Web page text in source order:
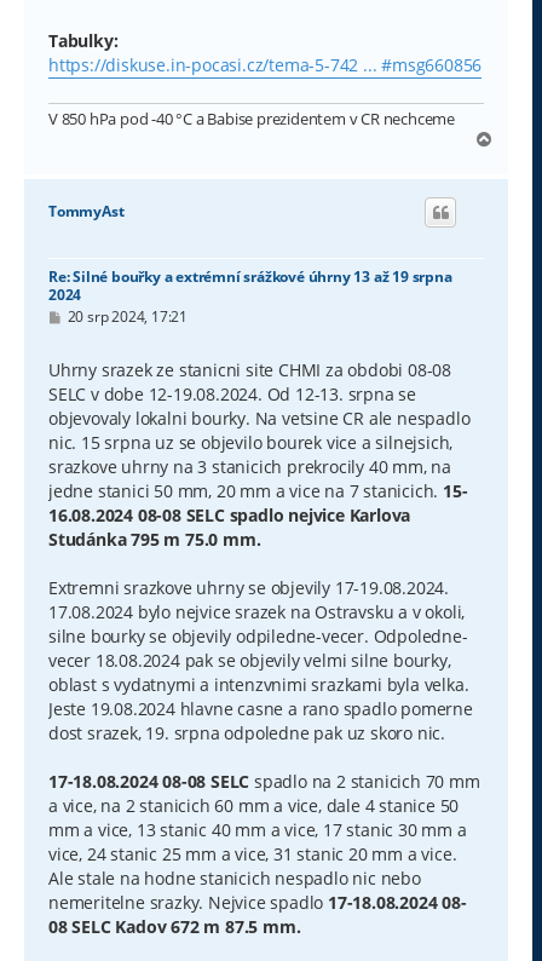
Tabulky:
https://diskuse.in-pocasi.cz/tema-5-742 ... #msg660856
V 850 hPa pod -40 °C a Babise prezidentem v CR nechceme
h
TommyAst
Re: Silné bouřky a extrémní srážkové úhrny 13 až 19 srpna
2024
P
s
p
ě
v
e
k
20 srp 2024, 17:21
Uhrny srazek ze stanicni site CHMI za obdobi 08-08
SELC v dobe 12-19.08.2024. Od 12-13. srpna se
objevovaly lokalni bourky. Na vetsine CR ale nespadlo
nic. 15 srpna uz se objevilo bourek vice a silnejsich,
srazkove uhrny na 3 stanicich prekrocily 40 mm, na
jedne stanici 50 mm, 20 mm a vice na 7 stanicich. 15-
16.08.2024 08-08 SELC spadlo nejvice Karlova
Studánka 795 m 75.0 mm.
Extremni srazkove uhrny se objevily 17-19.08.2024.
17.08.2024 bylo nejvice srazek na Ostravsku a v okoli,
silne bourky se objevily odpiledne-vecer. Odpoledne-
vecer 18.08.2024 pak se objevily velmi silne bourky,
oblast s vydatnymi a intenzvnimi srazkami byla velka.
Jeste 19.08.2024 hlavne casne a rano spadlo pomerne
dost srazek, 19. srpna odpoledne pak uz skoro nic.
17-18.08.2024 08-08 SELC spadlo na 2 stanicich 70 mm
a vice, na 2 stanicich 60 mm a vice, dale 4 stanice 50
mm a vice, 13 stanic 40 mm a vice, 17 stanic 30 mm a
vice, 24 stanic 25 mm a vice, 31 stanic 20 mm a vice.
Ale stale na hodne stanicich nespadlo nic nebo
nemeritelne srazky. Nejvice spadlo 17-18.08.2024 08-
08 SELC Kadov 672 m 87.5 mm.